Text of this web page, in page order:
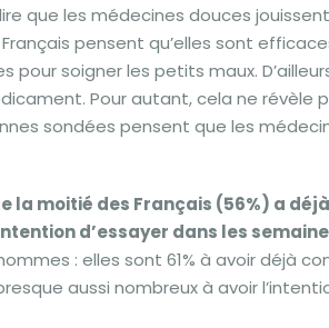
que les médecines douces
pensent qu’elles sont
soigner les petits maux.
Pour autant, cela ne révèle
sondées pensent que les
la moitié des Français (56%) a
d’essayer dans les
: elles sont 61% à avoir déjà
aussi nombreux à avoir